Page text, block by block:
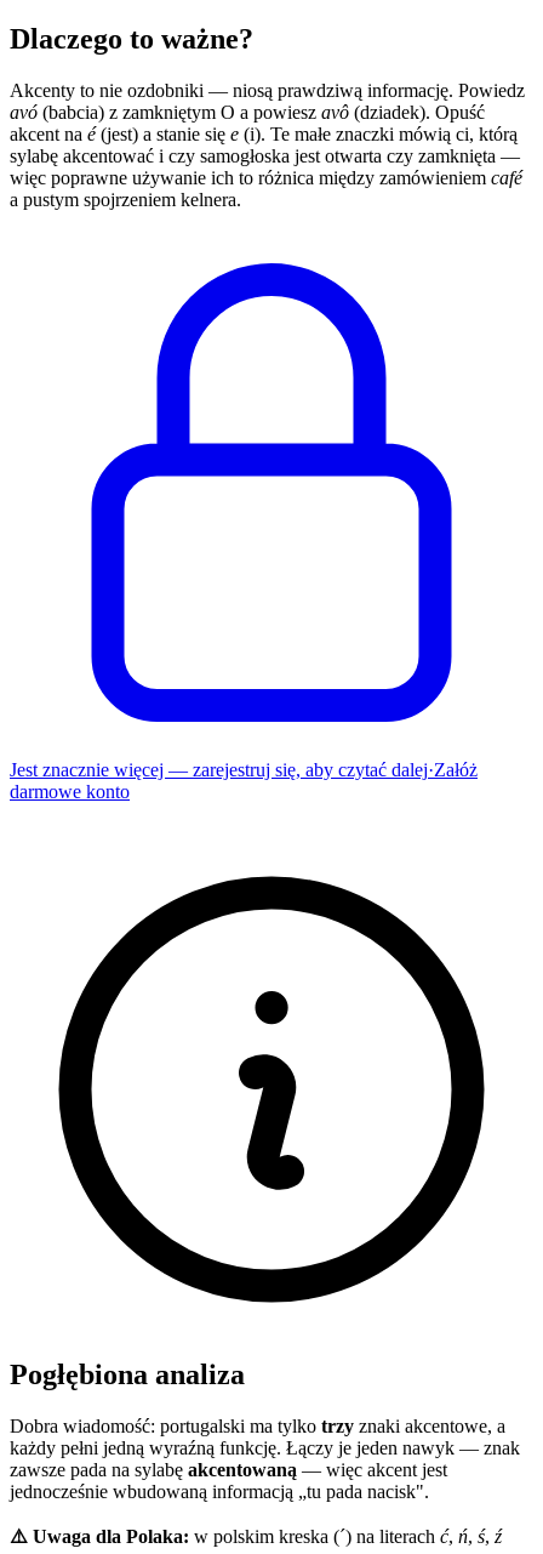
Dlaczego to ważne?
Akcenty to nie ozdobniki — niosą prawdziwą informację. Powiedz
avó (babcia) z zamkniętym O a powiesz avô (dziadek). Opuść
akcent na é(jest) a stanie się e (i). Te małe znaczki mówią ci, którą
sylabę akcentować i czy samogłoska jest otwarta czy zamknięta —
więc poprawne używanie ich to różnica między zamówieniem café
a pustym spojrzeniem kelnera.
Jest znacznie więcej — zarejestruj się, aby czytać dalej·Załóż
darmowe konto
Pogłębiona analiza
Dobra wiadomość: portugalski ma tylko trzy znaki akcentowe, a
każdy pełni jedną wyraźną funkcję. Łączy je jeden nawyk — znak
zawsze pada na sylabę akcentowaną — więc akcent jest
jednocześnie wbudowaną informacją „tu pada nacisk".
⚠️ Uwaga dla Polaka: w polskim kreska (´) na literach ć, ń, ś, ź